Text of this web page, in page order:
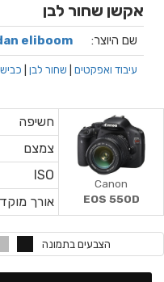
אקשן שחור לבן
שם היוצר: eliboom
עיבוד ואפקטים שחור לבן
חשיפה
צמצם
ISO
אורך מוקד
Canon
EOS 550D
הצבעים בתמונה